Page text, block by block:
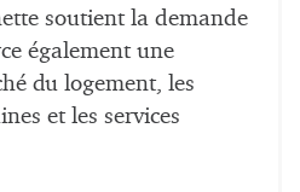
soutient la demande
également une
du logement, les
et les services